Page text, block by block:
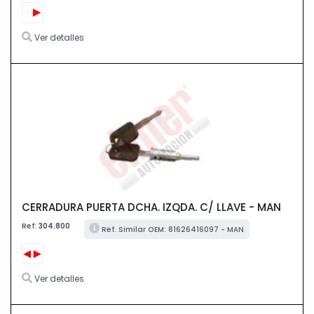
Ver detalles
CERRADURA PUERTA DCHA. IZQDA. C/ LLAVE - MAN
Ref: 304.800 Ref. Similar OEM: 81626416097 - MAN
Ver detalles